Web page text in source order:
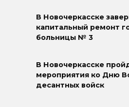
В Новочеркасске
капитальный ремонт
больницы № 3
В Новочеркасске
мероприятия ко Дню
десантных войск